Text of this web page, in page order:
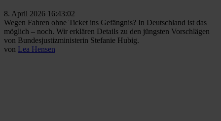
8. April 2026 16:43:02
Wegen Fahren ohne Ticket ins Gefängnis? In Deutschland ist das
möglich – noch. Wir erklären Details zu den jüngsten Vorschlägen
von Bundesjustizministerin Stefanie Hubig.
von Lea Hensen